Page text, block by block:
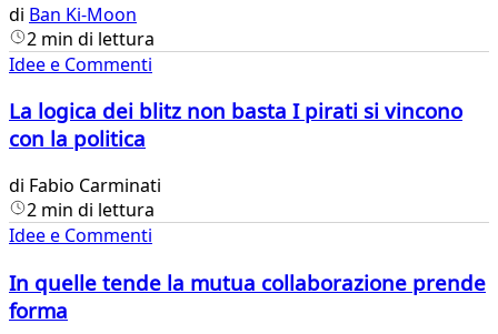
di Ban Ki-Moon
2 min di lettura
Idee e Commenti
La logica dei blitz non basta I pirati si vincono
con la politica
di Fabio Carminati
2 min di lettura
Idee e Commenti
In quelle tende la mutua collaborazione prende
forma